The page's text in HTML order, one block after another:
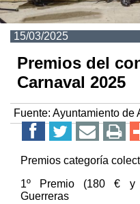
15/03/2025
Premios del
Carnaval 2025
Fuente: Ayuntamiento de
Premios categoría
1º Premio (180 € y
Guerreras